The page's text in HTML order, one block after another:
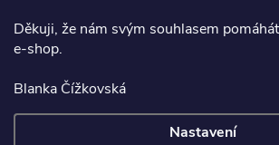
Děkuji, že nám svým souhlasem
e-shop.
Blanka Čížkovská
Nastavení
Facebook